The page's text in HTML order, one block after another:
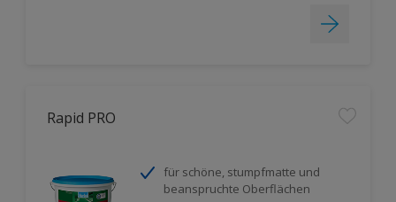
Rapid PRO
für schöne, stumpfmatte und
beanspruchte Oberflächen